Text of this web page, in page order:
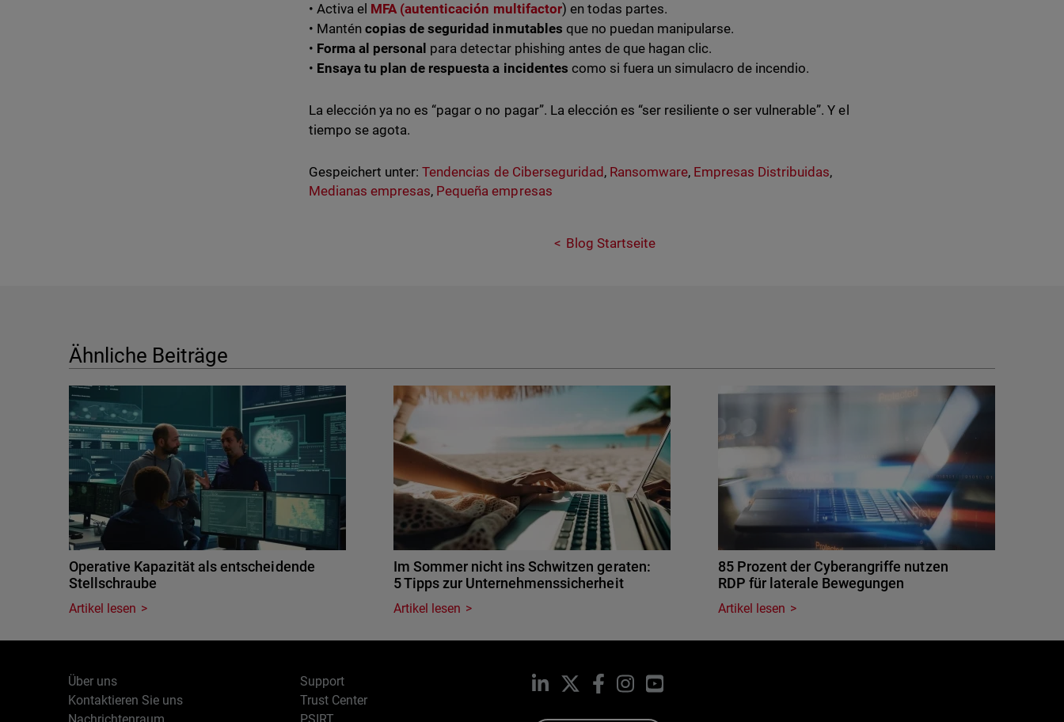
• Activa el MFA (autenticación multifactor) en todas partes.
• Manténcopias de seguridad inmutables que no puedan manipularse.
• Forma al personal para detectar phishing antes de que hagan clic.
• Ensaya tu plan de respuesta a incidentes como si fuera un simulacro de incendio.
La elección ya no es “pagar o no pagar”. La elección es “ser resiliente o ser vulnerable”. Y el
tiempo se agota.
Gespeichert unter: Tendencias de Ciberseguridad , Ransomware, Empresas Distribuidas,
Medianas empresas, Pequeña empresas
Blog Startseite
Ähnliche Beiträge
Operative Kapazität als entscheidende
Stellschraube
Artikel lesen
Im Sommer nicht ins Schwitzen geraten:
5 Tipps zur Unternehmenssicherheit
Artikel lesen
85 Prozent der Cyberangriffe nutzen
RDP für laterale Bewegungen
Artikel lesen
Über uns
Kontaktieren Sie uns
Support
Trust Center
LinkedIn Facebook
InstagramYouTube